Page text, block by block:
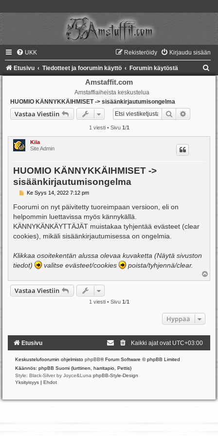
UKK Kirjaudu sisään
Rekisteröidy
Etusivu Tiedotteet ja foorumin käyttö Forumin käytöstä
Amstaffit.com
Amstaffiaiheista keskustelua
HUOMIO KÄNNYKKÄIHMISET -> sisäänkirjautumisongelma
Vastaa Viestiin Etsi
1 viesti • Sivu 1/1
Kiia
Site Admin
HUOMIO KÄNNYKKÄIHMISET ->
sisäänkirjautumisongelma
V
e
t
i
Ke Syys 14, 2022 7:12 pm
Foorumi on nyt päivitetty tuoreimpaan versioon, eli on
helpommin luettavissa myös kännykällä.
KÄNNYKÄNKÄYTTÄJÄT muistakaa tyhjentää evästeet (clear
cookies), mikäli sisäänkirjautumisessa on ongelmia.
Klikkaa osoitekentän alussa olevaa kuvaketta (Näytä sivuston
tiedot)
valitse evästeet/cookies poista/tyhjennä/clear.
l
Vastaa Viestiin
1 viesti • Sivu 1/1
Hyppää
Etusivu Kaikki ajat ovat UTC+03:00
Keskustelufoorumin ohjelmisto phpBB® Forum Software © phpBB Limited
Käännös: phpBB Suomi (lurttinen, harritapio, Pettis)
Style: Black-Silver by Joyce&Luna phpBB-Style-Design
Yksityisyys | Ehdot